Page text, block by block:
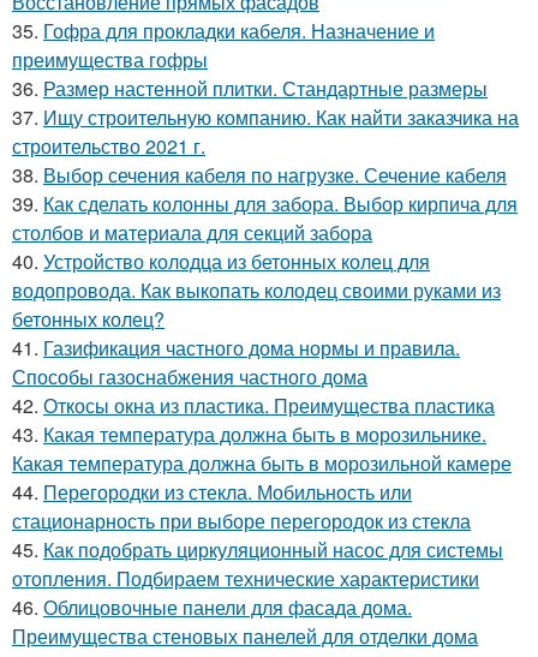
35. Гофра для прокладки кабеля. Назначение и
преимущества гофры
36. Размер настенной плитки. Стандартные размеры
37. Ищу строительную компанию. Как найти заказчика на
строительство 2021 г.
38. Выбор сечения кабеля по нагрузке. Сечение кабеля
39. Как сделать колонны для забора. Выбор кирпича для
столбов и материала для секций забора
40. Устройство колодца из бетонных колец для
водопровода. Как выкопать колодец своими руками из
бетонных колец?
41. Газификация частного дома нормы и правила.
Способы газоснабжения частного дома
42. Откосы окна из пластика. Преимущества пластика
43. Какая температура должна быть в морозильнике.
Какая температура должна быть в морозильной камере
44. Перегородки из стекла. Мобильность или
стационарность при выборе перегородок из стекла
45. Как подобрать циркуляционный насос для системы
отопления. Подбираем технические характеристики
46. Облицовочные панели для фасада дома.
Преимущества стеновых панелей для отделки дома